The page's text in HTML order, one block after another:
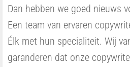
Dan hebben we goed nieuws
Een team van ervaren
Élk met hun specialiteit. Wij
garanderen dat onze